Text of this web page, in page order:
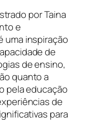
por Taina
e
uma inspiração
de
de ensino,
quanto a
pela educação
de
para